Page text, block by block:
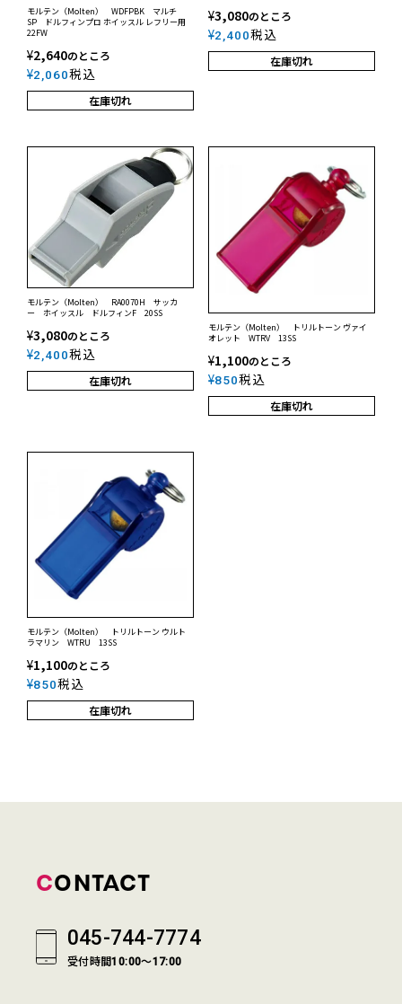
モルテン（Molten） WDFPBK マルチ
SP ドルフィンプロ ホイッスル レフリー用
22FW
¥2,640のところ
¥2,060税込
在庫切れ
¥3,080のところ
¥2,400税込
在庫切れ
モルテン（Molten） RA0070H サッカ
ー ホイッスル ドルフィンF 20SS
¥3,080のところ
¥2,400税込
在庫切れ
モルテン（Molten） トリルトーン ヴァイ
オレット WTRV 13SS
¥1,100のところ
¥850税込
在庫切れ
モルテン（Molten） トリルトーン ウルト
ラマリン WTRU 13SS
¥1,100のところ
¥850税込
在庫切れ
CONTACT
045-744-7774
受付時間10:00～17:00